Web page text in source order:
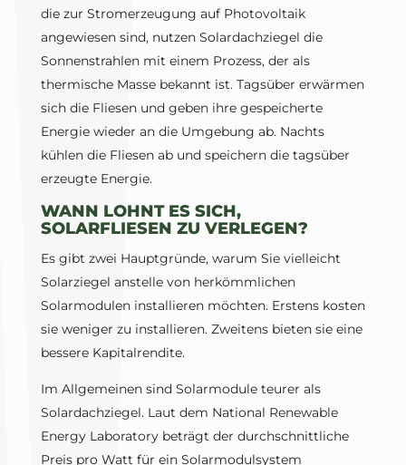
die zur Stromerzeugung auf Photovoltaik
angewiesen sind, nutzen Solardachziegel die
Sonnenstrahlen mit einem Prozess, der als
thermische Masse bekannt ist. Tagsüber erwärmen
sich die Fliesen und geben ihre gespeicherte
Energie wieder an die Umgebung ab. Nachts
kühlen die Fliesen ab und speichern die tagsüber
erzeugte Energie.
WANN LOHNT ES SICH,
SOLARFLIESEN ZU VERLEGEN?
Es gibt zwei Hauptgründe, warum Sie vielleicht
Solarziegel anstelle von herkömmlichen
Solarmodulen installieren möchten. Erstens kosten
sie weniger zu installieren. Zweitens bieten sie eine
bessere Kapitalrendite.
Im Allgemeinen sind Solarmodule teurer als
Solardachziegel. Laut dem National Renewable
Energy Laboratory beträgt der durchschnittliche
Preis pro Watt für ein Solarmodulsystem